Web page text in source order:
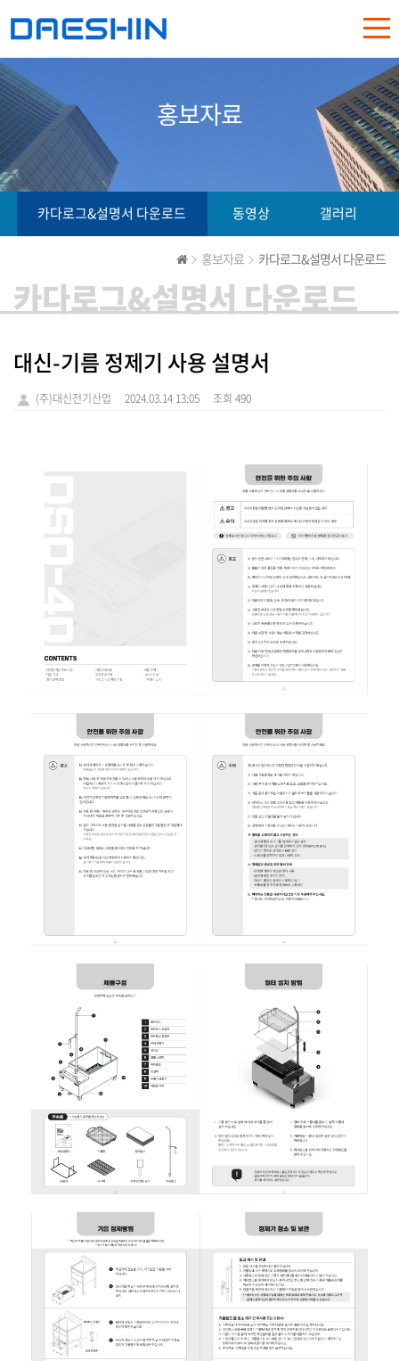
홍보자료
카다로그&설명서 다운로드 동영상 갤러리
홍보자료 카다로그&설명서 다운로드
카다로그&설명서 다운로드
대신-기름 정제기 사용 설명서
(주)대신전기산업 2024.03.14 13:05 조회 490